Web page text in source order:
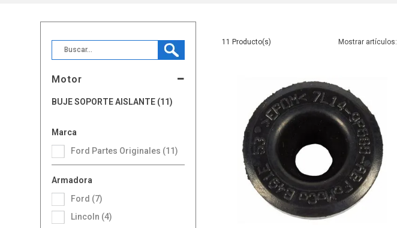
Motor
BUJE SOPORTE AISLANTE (11)
Marca
Ford Partes Originales (11)
Armadora
Ford (7)
Lincoln (4)
11 Mostrar artículos: